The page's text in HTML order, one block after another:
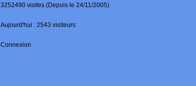
3252490 visites (Depuis le 24/11/2005)
Aujourd'hui : 2543 visiteurs
Connexion